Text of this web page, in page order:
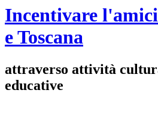
Incentivare
e Toscana
attraverso attività
educative